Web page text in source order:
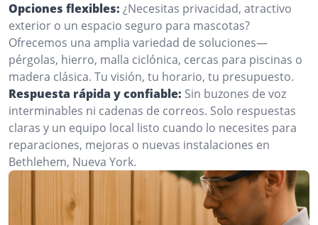
Opciones flexibles: ¿Necesitas privacidad, atractivo
exterior o un espacio seguro para mascotas?
Ofrecemos una amplia variedad de soluciones—
pérgolas, hierro, malla ciclónica, cercas para piscinas o
madera clásica. Tu visión, tu horario, tu presupuesto.
Respuesta rápida y confiable: Sin buzones de voz
interminables ni cadenas de correos. Solo respuestas
claras y un equipo local listo cuando lo necesites para
reparaciones, mejoras o nuevas instalaciones en
Bethlehem, Nueva York.